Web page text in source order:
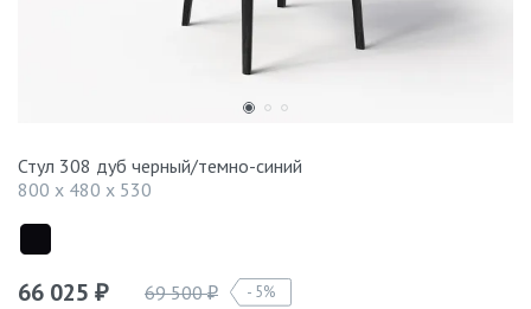
Стул 308 дуб черный/темно-синий
800 x 480 x 530
66 025 ₽ 69 500₽ 5%